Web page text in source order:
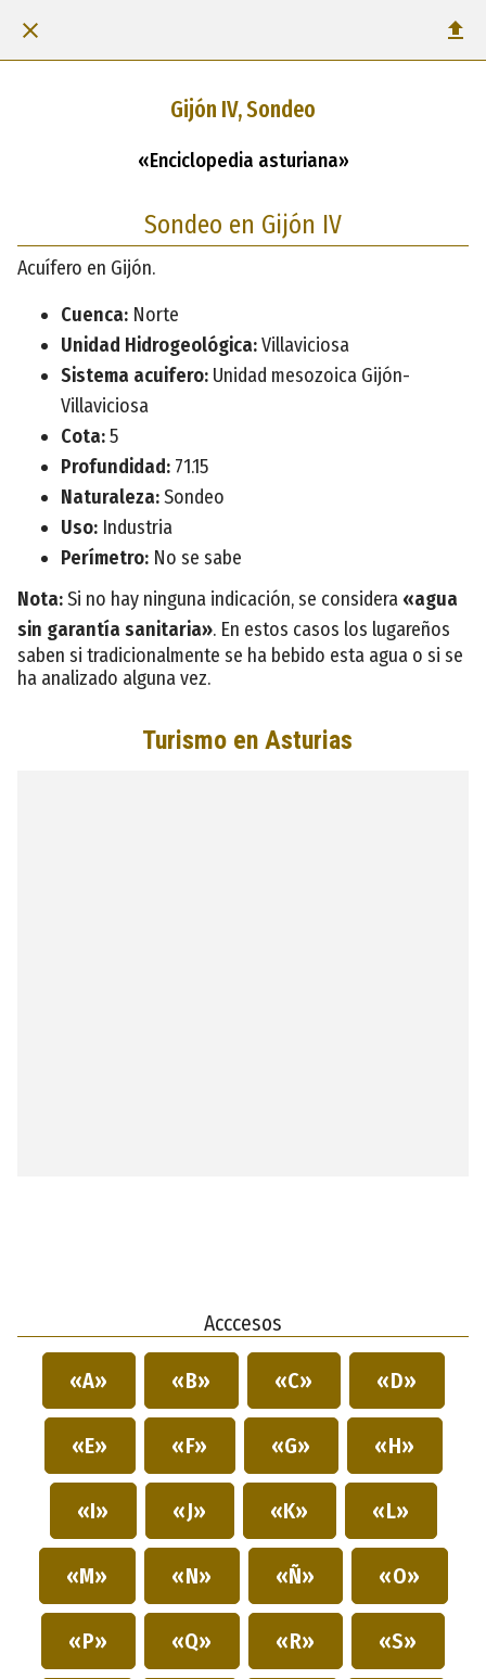
Gijón IV, Sondeo
«Enciclopedia asturiana»
Sondeo en Gijón IV
Acuífero en Gijón.
Cuenca: Norte
Unidad Hidrogeológica:Villaviciosa
Sistema acuifero: Unidad mesozoica Gijón-
Villaviciosa
Cota:5
Profundidad: 71.15
Naturaleza:Sondeo
Uso: Industria
Perímetro: No se sabe
Nota:Si no hay ninguna indicación, se considera «agua
sin garantía sanitaria». En estos casos los lugareños
saben si tradicionalmente se ha bebido esta agua o si se
ha analizado alguna vez.
Acccesos
«A» «B» «C» «D»
«E» «F» «G» «H»
«I» «J» «K» «L»
«M» «N» «Ñ» «O»
«P» «Q» «R» «S»